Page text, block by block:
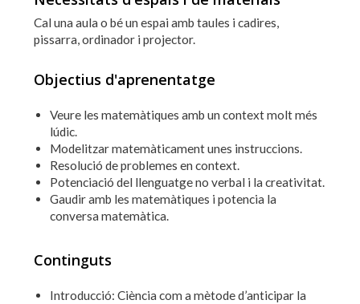
Cal una aula o bé un espai amb taules i cadires,
pissarra, ordinador i projector.
Objectius d'aprenentatge
Veure les matemàtiques amb un context molt més
lúdic.
Modelitzar matemàticament unes instruccions.
Resolució de problemes en context.
Potenciació del llenguatge no verbal i la creativitat.
Gaudir amb les matemàtiques i potencia la
conversa matemàtica.
Continguts
Introducció: Ciència com a mètode d’anticipar la